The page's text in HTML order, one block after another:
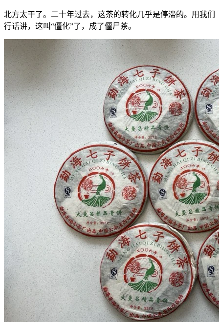
北方太干了。二十年过去，这茶的转化几乎是停滞的。用我们
行话讲，这叫“僵化”了，成了僵尸茶。